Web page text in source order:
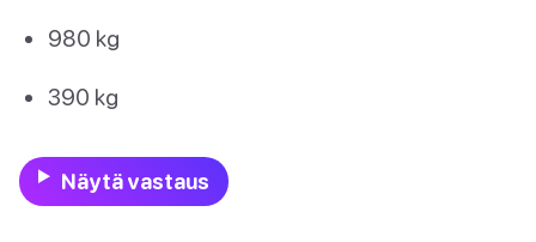
980 kg
390 kg
Näytä vastaus